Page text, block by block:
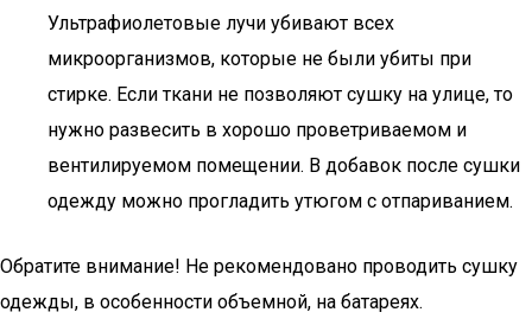
Ультрафиолетовые лучи убивают всех
микроорганизмов, которые не были убиты при
стирке. Если ткани не позволяют сушку на улице, то
нужно развесить в хорошо проветриваемом и
вентилируемом помещении. В добавок после сушки
одежду можно прогладить утюгом с отпариванием.
Обратите внимание! Не рекомендовано проводить сушку
одежды, в особенности объемной, на батареях.